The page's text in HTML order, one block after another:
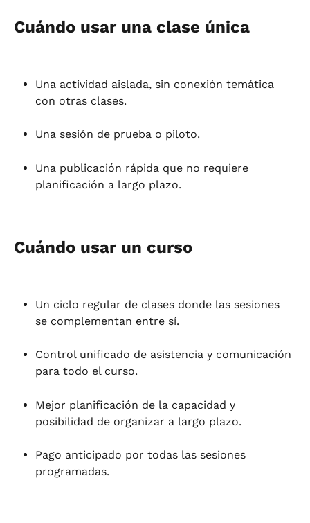
Cuándo usar una clase única
Una actividad aislada, sin conexión temática
con otras clases.
Una sesión de prueba o piloto.
Una publicación rápida que no requiere
planificación a largo plazo.
Cuándo usar un curso
Un ciclo regular de clases donde las sesiones
se complementan entre sí.
Control unificado de asistencia y comunicación
para todo el curso.
Mejor planificación de la capacidad y
posibilidad de organizar a largo plazo.
Pago anticipado por todas las sesiones
programadas.